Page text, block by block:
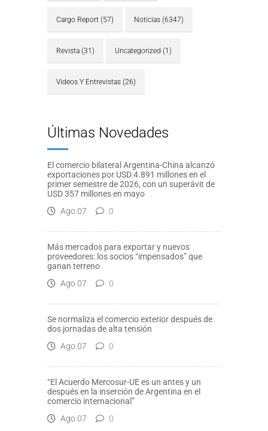
Cargo Report (57) Noticias (6347)
Revista (31) Uncategorized (1)
Videos Y Entrevistas (26)
Últimas Novedades
El comercio bilateral Argentina-China alcanzó
exportaciones por USD 4.891 millones en el
primer semestre de 2026, con un superávit de
USD 357 millones en mayo
Ago 07
0
Más mercados para exportar y nuevos
proveedores: los socios “impensados” que
ganan terreno
Ago 07
0
Se normaliza el comercio exterior después de
dos jornadas de alta tensión
Ago 07
0
“El Acuerdo Mercosur-UE es un antes y un
después en la inserción de Argentina en el
comercio internacional”
Ago 07
0